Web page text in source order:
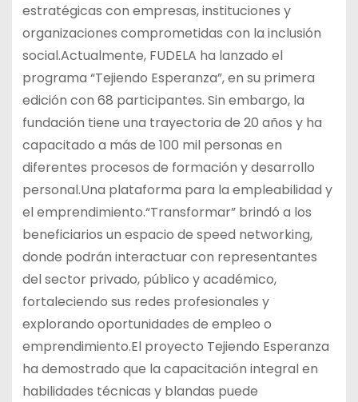
estratégicas con empresas, instituciones y
organizaciones comprometidas con la inclusión
social.Actualmente, FUDELA ha lanzado el
programa “Tejiendo Esperanza”, en su primera
edición con 68 participantes. Sin embargo, la
fundación tiene una trayectoria de 20 años y ha
capacitado a más de 100 mil personas en
diferentes procesos de formación y desarrollo
personal.Una plataforma para la empleabilidad y
el emprendimiento.“Transformar” brindó a los
beneficiarios un espacio de speed networking,
donde podrán interactuar con representantes
del sector privado, público y académico,
fortaleciendo sus redes profesionales y
explorando oportunidades de empleo o
emprendimiento.El proyecto Tejiendo Esperanza
ha demostrado que la capacitación integral en
habilidades técnicas y blandas puede